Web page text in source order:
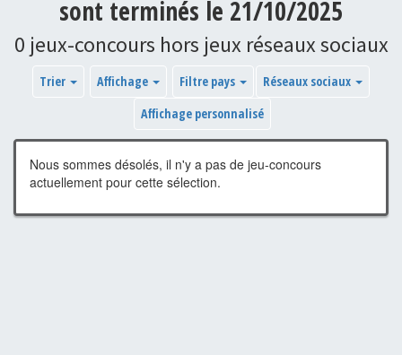
sont terminés le 21/10/2025
0 jeux-concours hors jeux réseaux sociaux
Trier Affichage Filtre pays
Réseaux sociaux
Affichage personnalisé
Nous sommes désolés, il n'y a pas de jeu-concours
actuellement pour cette sélection.